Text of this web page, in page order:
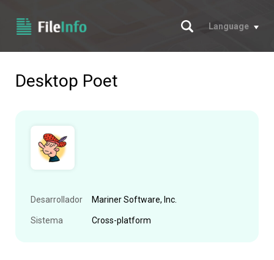
Buscar
Language
Desktop Poet
Desarrollador Mariner Software, Inc.
Sistema Cross-platform